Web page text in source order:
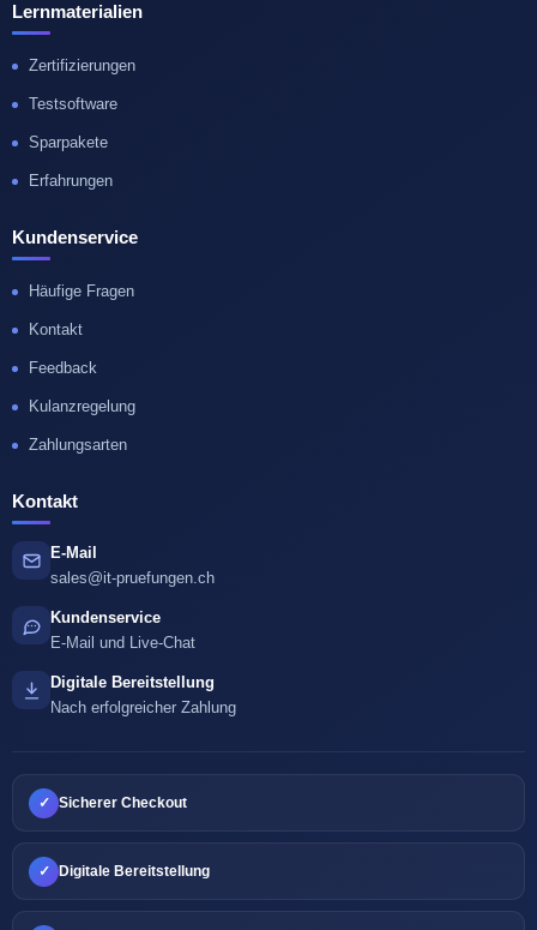
Lernmaterialien
Zertifizierungen
Testsoftware
Sparpakete
Erfahrungen
Kundenservice
Häufige Fragen
Kontakt
Feedback
Kulanzregelung
Zahlungsarten
Kontakt
E-Mail
sales@it-pruefungen.ch
Kundenservice
E-Mail und Live-Chat
Digitale Bereitstellung
Nach erfolgreicher Zahlung
✓ Sicherer Checkout
✓ Digitale Bereitstellung